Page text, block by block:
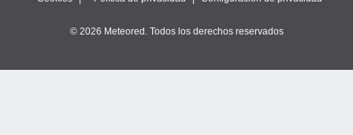
© 2026 Meteored. Todos los derechos reservados